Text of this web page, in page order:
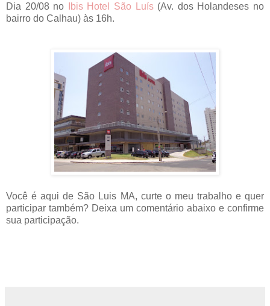
Dia 20/08 no
Ibis Hotel São Luís(Av. dos Holandeses no
bairro do Calhau) às 16h.
Você é aqui de São Luis MA, curte o meu trabalho e quer
participar também? Deixa um comentário abaixo e confirme
sua participação.